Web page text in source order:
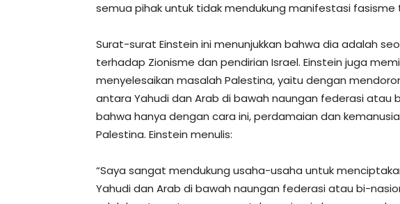
semua pihak untuk tidak mendukung manifestasi fasisme
Surat-surat Einstein ini menunjukkan bahwa dia adalah
terhadap Zionisme dan pendirian Israel. Einstein juga
menyelesaikan masalah Palestina, yaitu dengan
antara Yahudi dan Arab di bawah naungan federasi atau
bahwa hanya dengan cara ini, perdamaian dan
Palestina. Einstein menulis:
“Saya sangat mendukung usaha-usaha untuk
Yahudi dan Arab di bawah naungan federasi atau bi-